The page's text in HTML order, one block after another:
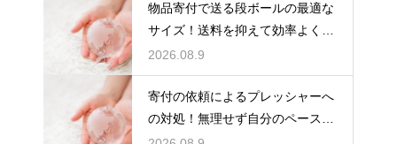
物品寄付で送る段ボールの最適な
サイズ！送料を抑えて効率よく支
援を届ける
2026.08.9
寄付の依頼によるプレッシャーへ
の対処！無理せず自分のペースで
支援する